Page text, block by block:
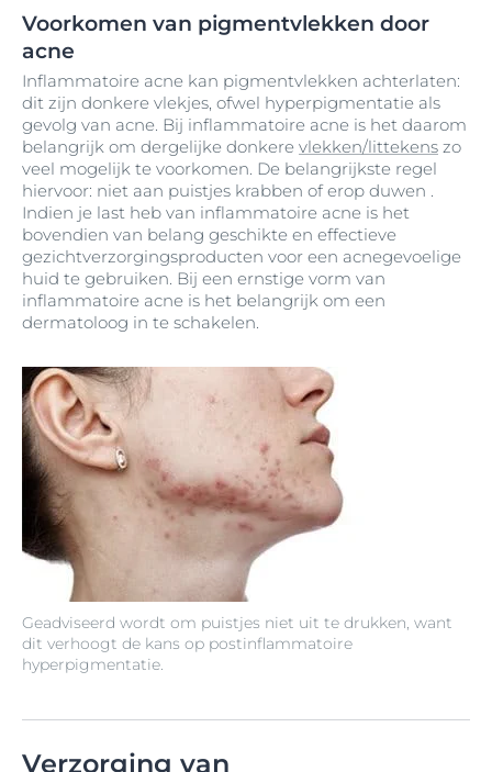
Voorkomen van pigmentvlekken door
acne
Geadviseerd wordt om puistjes niet uit te drukken, want
dit verhoogt de kans op postinflammatoire
hyperpigmentatie.
Inflammatoire acne kan pigmentvlekken achterlaten:
dit zijn donkere vlekjes, ofwel hyperpigmentatie als
gevolg van acne. Bij inflammatoire acne is het daarom
belangrijk om dergelijke donkere vlekken/littekens zo
veel mogelijk te voorkomen. De belangrijkste regel
hiervoor: niet aan puistjes krabben of erop duwen .
Indien je last heb van inflammatoire acne is het
bovendien van belang geschikte en effectieve
gezichtverzorgingsproducten voor een acnegevoelige
huid te gebruiken. Bij een ernstige vorm van
inflammatoire acne is het belangrijk om een
dermatoloog in te schakelen.
Verzorging van